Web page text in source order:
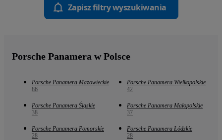
Zapisz filtry wyszukiwania
Porsche Panamera w Polsce
Porsche Panamera Mazowieckie
86
Porsche Panamera Wielkopolskie
42
Porsche Panamera Śląskie
38
Porsche Panamera Małopolskie
37
Porsche Panamera Pomorskie
28
Porsche Panamera Łódzkie
28